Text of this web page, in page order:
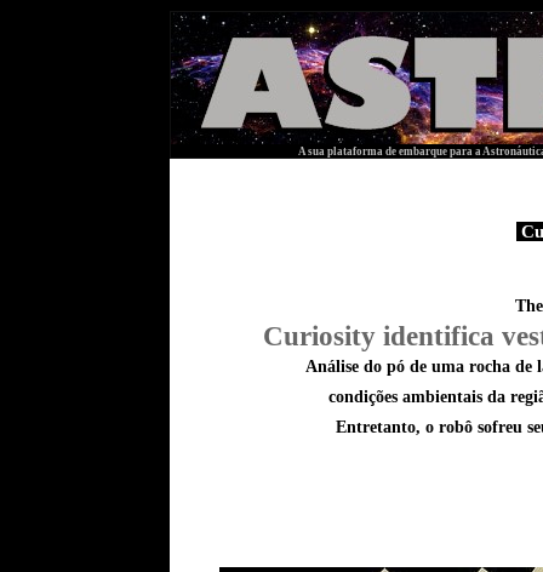
A sua plataforma de embarque para a
Curiosity identifica
Análise do pó de uma rocha
condições ambientais da
Entretanto, o robô sofreu